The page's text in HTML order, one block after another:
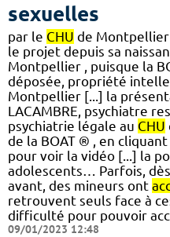
sexuelles
par le CHU de Montpellier
le projet depuis sa
Montpellier , puisque la
déposée, propriété
Montpellier [...] la
LACAMBRE, psychiatre
psychiatrie légale au CHU
de la BOAT ® , en
pour voir la vidéo [...] la
adolescents… Parfois,
avant, des mineurs ont
retrouvent seuls face à
difficulté pour pouvoir
09/01/2023 12:48